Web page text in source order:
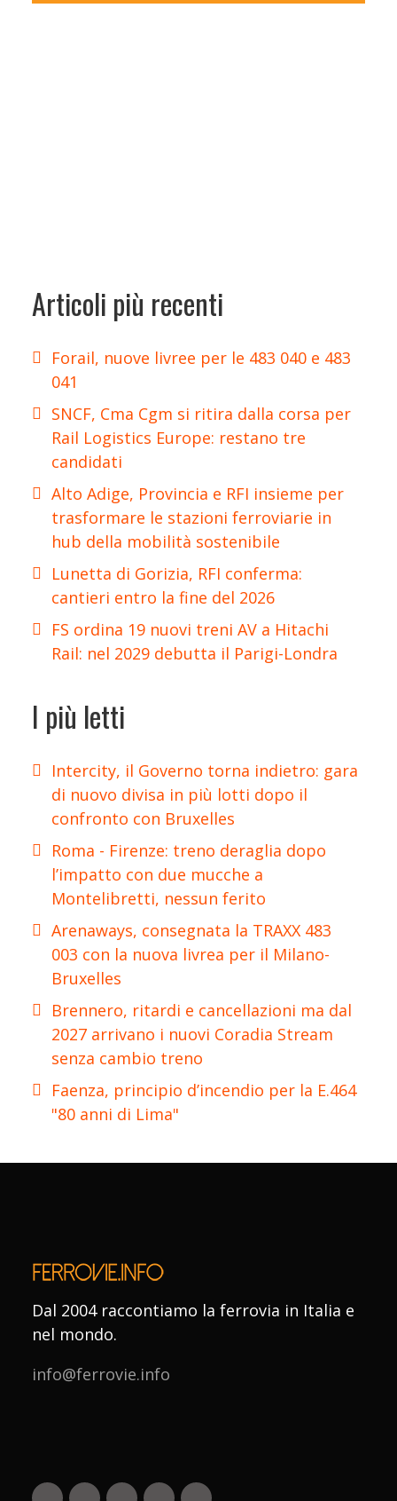
Articoli più recenti
Forail, nuove livree per le 483 040 e 483
041
SNCF, Cma Cgm si ritira dalla corsa per
Rail Logistics Europe: restano tre
candidati
Alto Adige, Provincia e RFI insieme per
trasformare le stazioni ferroviarie in
hub della mobilità sostenibile
Lunetta di Gorizia, RFI conferma:
cantieri entro la fine del 2026
FS ordina 19 nuovi treni AV a Hitachi
Rail: nel 2029 debutta il Parigi-Londra
I più letti
Intercity, il Governo torna indietro: gara
di nuovo divisa in più lotti dopo il
confronto con Bruxelles
Roma - Firenze: treno deraglia dopo
l’impatto con due mucche a
Montelibretti, nessun ferito
Arenaways, consegnata la TRAXX 483
003 con la nuova livrea per il Milano-
Bruxelles
Brennero, ritardi e cancellazioni ma dal
2027 arrivano i nuovi Coradia Stream
senza cambio treno
Faenza, principio d’incendio per la E.464
"80 anni di Lima"
Dal 2004 raccontiamo la ferrovia in Italia e
nel mondo.
info@ferrovie.info